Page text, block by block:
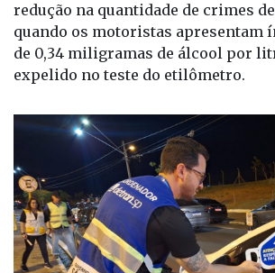
redução na quantidade de crimes
quando os motoristas apresentam
de 0,34 miligramas de álcool por
expelido no teste do etilômetro.